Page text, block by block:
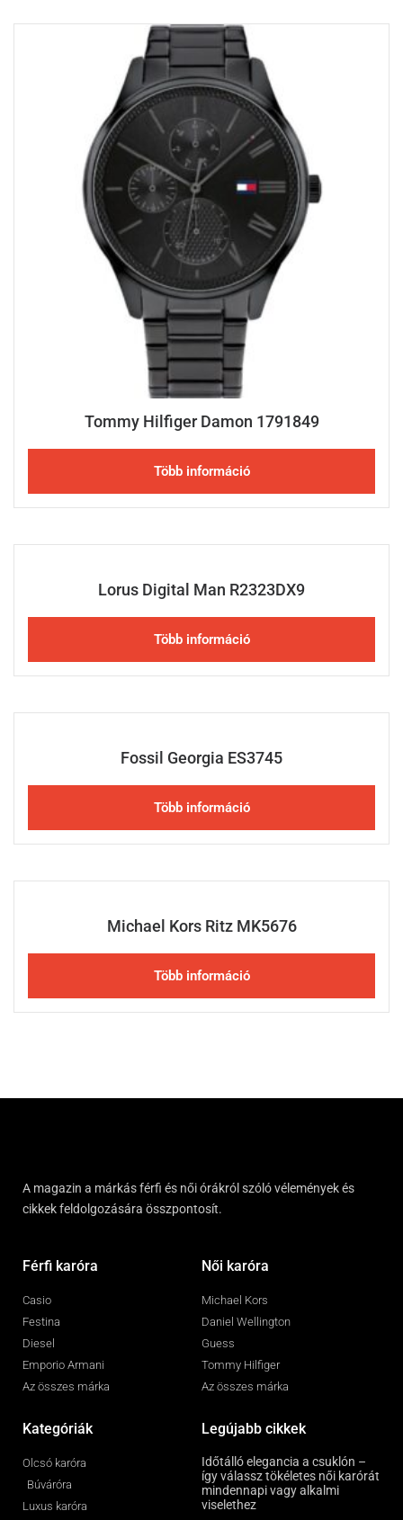
Tommy Hilfiger Damon 1791849
Több információ
Lorus Digital Man R2323DX9
Több információ
Fossil Georgia ES3745
Több információ
Michael Kors Ritz MK5676
Több információ
A magazin a márkás férfi és női órákról szóló vélemények és
cikkek feldolgozására összpontosít.
Férfi karóra
Casio
Festina
Diesel
Emporio Armani
Az összes márka
Női karóra
Michael Kors
Daniel Wellington
Guess
Tommy Hilfiger
Az összes márka
Kategóriák
Olcsó karóra
Búváróra
Luxus karóra
Legújabb cikkek
Időtálló elegancia a csuklón –
így válassz tökéletes női karórát
mindennapi vagy alkalmi
viselethez